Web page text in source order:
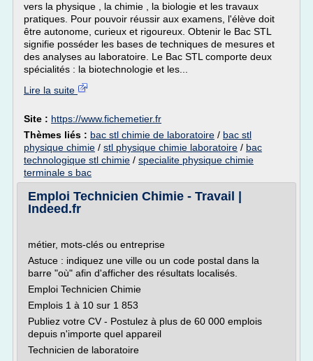
vers la physique , la chimie , la biologie et les travaux
pratiques. Pour pouvoir réussir aux examens, l'élève doit
être autonome, curieux et rigoureux. Obtenir le Bac STL
signifie posséder les bases de techniques de mesures et
des analyses au laboratoire. Le Bac STL comporte deux
spécialités : la biotechnologie et les...
Lire la suite
Site : https://www.fichemetier.fr
Thèmes liés : bac stl chimie de laboratoire / bac stl
physique chimie / stl physique chimie laboratoire / bac
technologique stl chimie / specialite physique chimie
terminale s bac
Emploi Technicien Chimie - Travail |
Indeed.fr
métier, mots-clés ou entreprise
Astuce : indiquez une ville ou un code postal dans la
barre "où" afin d'afficher des résultats localisés.
Emploi Technicien Chimie
Emplois 1 à 10 sur 1 853
Publiez votre CV - Postulez à plus de 60 000 emplois
depuis n'importe quel appareil
Technicien de laboratoire